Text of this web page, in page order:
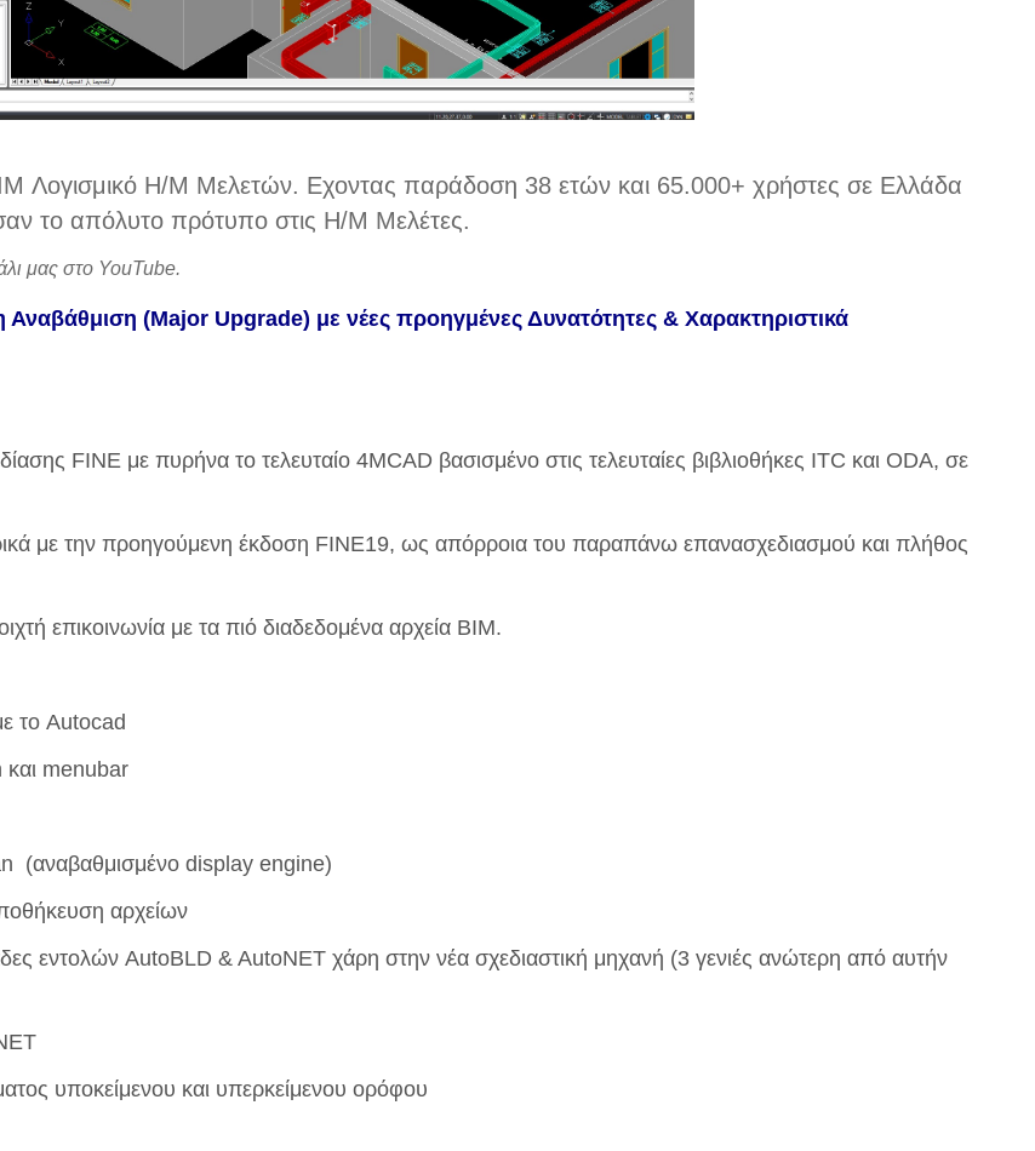
Λογισμικό Η/Μ Μελετών. Εχοντας παράδοση 38 ετών και 65.000+ χρήστες σε Ελλάδα
σαν το απόλυτο πρότυπο στις Η/Μ Μελέτες.
μας στο YouTube.
(Major Upgrade) με νέες προηγμένες Δυνατότητες & Χαρακτηριστικά
FINE με πυρήνα το τελευταίο 4MCAD βασισμένο στις τελευταίες βιβλιοθήκες ITC και ODA, σε
με την προηγούμενη έκδοση FINE19, ως απόρροια του παραπάνω επανασχεδιασμού και πλήθος
επικοινωνία με τα πιό διαδεδομένα αρχεία BIM.
το Autocad
και menubar
(αναβαθμισμένο display engine)
αρχείων
εντολών AutoBLD & AutoNET χάρη στην νέα σχεδιαστική μηχανή (3 γενιές ανώτερη από αυτήν
υποκείμενου και υπερκείμενου ορόφου